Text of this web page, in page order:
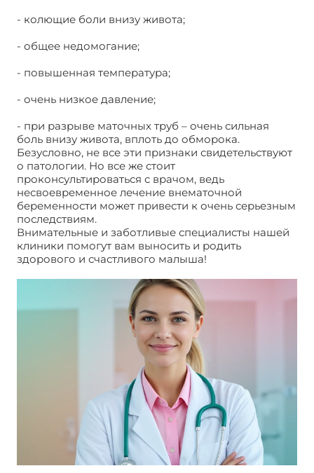
- колющие боли внизу живота;
- общее недомогание;
- повышенная температура;
- очень низкое давление;
- при разрыве маточных труб – очень сильная
боль внизу живота, вплоть до обморока.
Безусловно, не все эти признаки свидетельствуют
о патологии. Но все же стоит
проконсультироваться с врачом, ведь
несвоевременное лечение внематочной
беременности может привести к очень серьезным
последствиям.
Внимательные и заботливые специалисты нашей
клиники помогут вам выносить и родить
здорового и счастливого малыша!